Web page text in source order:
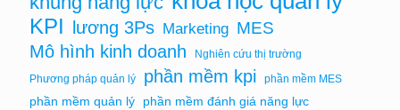
KPI lương 3Ps Marketing MES
Mô hình kinh doanh
Nghiên cứu thị trường
Phương pháp quản lý
phần mềm kpi phần mềm MES
phần mềm quản lý phần mềm đánh giá năng lực